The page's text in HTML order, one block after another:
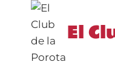
contenido
El